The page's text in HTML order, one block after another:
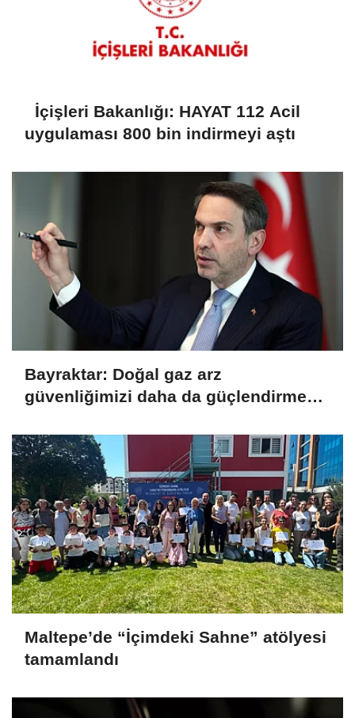
İçişleri Bakanlığı: HAYAT 112 Acil
uygulaması 800 bin indirmeyi aştı
Bayraktar: Doğal gaz arz
güvenliğimizi daha da güçlendirmeye
Maltepe’de “İçimdeki Sahne” atölyesi
tamamlandı